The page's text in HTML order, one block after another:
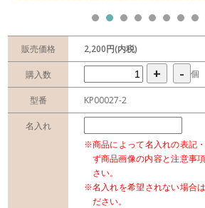
販売価格 2,200円(内税)
購入数 + - 個
型番 KP00027-2
名入れ
※商品によって名入れの表記
ず商品画像の内容と注意事
さい。
※名入れを希望されない場合
ださい。